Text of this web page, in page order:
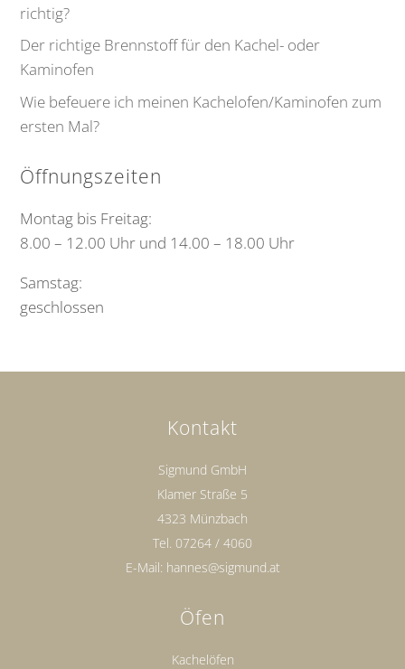
richtig?
Der richtige Brennstoff für den Kachel- oder
Kaminofen
Wie befeuere ich meinen Kachelofen/Kaminofen zum
ersten Mal?
Öffnungszeiten
Montag bis Freitag:
8.00 – 12.00 Uhr und 14.00 – 18.00 Uhr
Samstag:
geschlossen
Kontakt
Sigmund GmbH
Klamer Straße 5
4323 Münzbach
Tel. 07264 / 4060
E-Mail: hannes@sigmund.at
Öfen
Kachelöfen